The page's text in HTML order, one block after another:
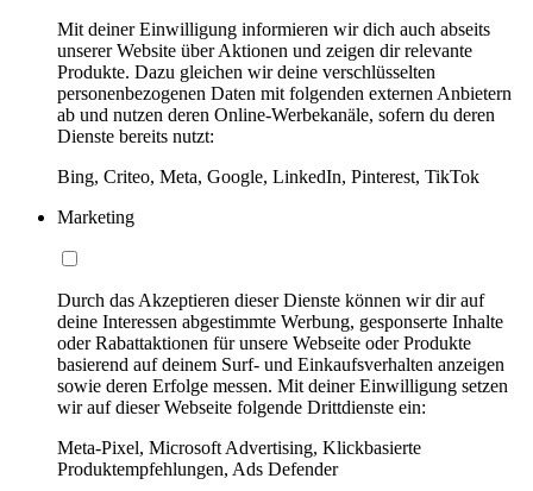
Mit deiner Einwilligung informieren wir dich auch abseits
unserer Website über Aktionen und zeigen dir relevante
Produkte. Dazu gleichen wir deine verschlüsselten
personenbezogenen Daten mit folgenden externen Anbietern
ab und nutzen deren Online-Werbekanäle, sofern du deren
Dienste bereits nutzt:
Bing, Criteo, Meta, Google, LinkedIn, Pinterest, TikTok
Marketing
Durch das Akzeptieren dieser Dienste können wir dir auf
deine Interessen abgestimmte Werbung, gesponserte Inhalte
oder Rabattaktionen für unsere Webseite oder Produkte
basierend auf deinem Surf- und Einkaufsverhalten anzeigen
sowie deren Erfolge messen. Mit deiner Einwilligung setzen
wir auf dieser Webseite folgende Drittdienste ein:
Meta-Pixel, Microsoft Advertising, Klickbasierte
Produktempfehlungen, Ads Defender